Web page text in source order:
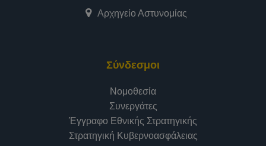
Αρχηγείο Αστυνομίας
Σύνδεσμοι
Νομοθεσία
Συνεργάτες
Έγγραφο Εθνικής Στρατηγικής
Στρατηγική Κυβερνοασφάλειας